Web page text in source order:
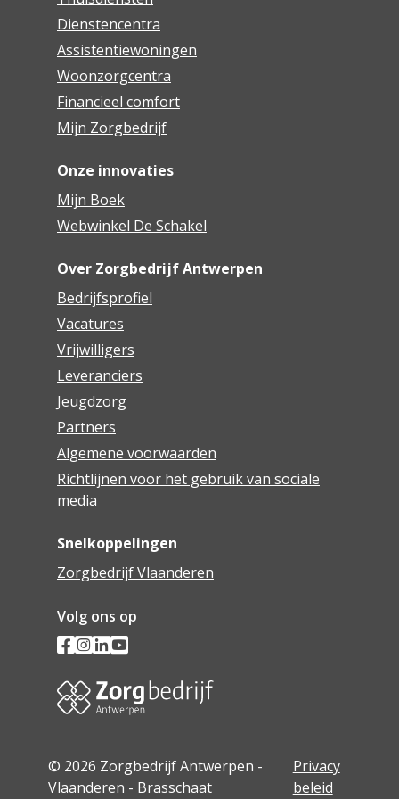
Woonzorgcentrum Lozanahof
Woonzorgcentrum Melgeshof
Woonzorgcentrum Monnikenhof
Woonzorgcentrum Rivierenhof
Woonzorgcentrum Ruytenburg
Woonzorgcentrum Sint Bartholomeus
Woonzorgcentrum Sint Maria en De Vrije
Vlinder Antwerpen
Woonzorgcentrum Vinck Heymans
Dienstencentra
Assistentiewoningen
Woonzorgcentra
Financieel comfort
Mijn Zorgbedrijf
Onze innovaties
Mijn Boek
Webwinkel De Schakel
Over Zorgbedrijf Antwerpen
Bedrijfsprofiel
Vacatures
Vrijwilligers
Leveranciers
Jeugdzorg
Partners
Algemene voorwaarden
Richtlijnen voor het gebruik van sociale
media
Snelkoppelingen
Zorgbedrijf Vlaanderen
Volg ons op
© 2026 Zorgbedrijf Antwerpen -
Vlaanderen - Brasschaat
Privacy
beleid